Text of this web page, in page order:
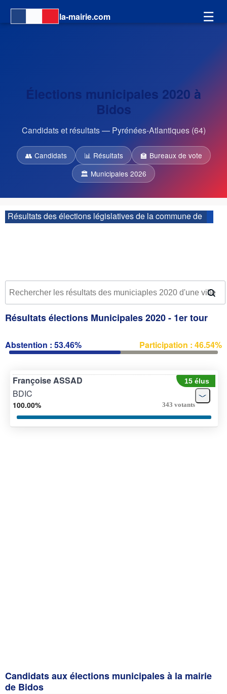
la-mairie.com ☰
Élections municipales 2020 à
Bidos
Candidats et résultats — Pyrénées-Atlantiques (64)
👥 Candidats 📊 Résultats
🏫 Bureaux de vote
🏛 Municipales 2026
Résultats des élections législatives de la commune de
Bidos :| 4ème circonscription
Résultats élections Municipales 2020 - 1er tour
Abstention : 53.46% Participation : 46.54%
Françoise ASSAD 15 élus
BDIC
100.00% 343 votants
Candidats aux élections municipales à la mairie
de Bidos